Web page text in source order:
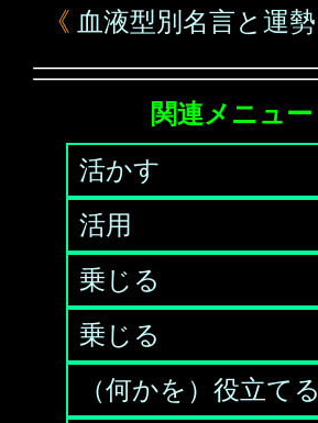
《 血液型別名言と運勢
関連メニュー
活かす
活用
乗じる
乗じる
（何かを）役立てる